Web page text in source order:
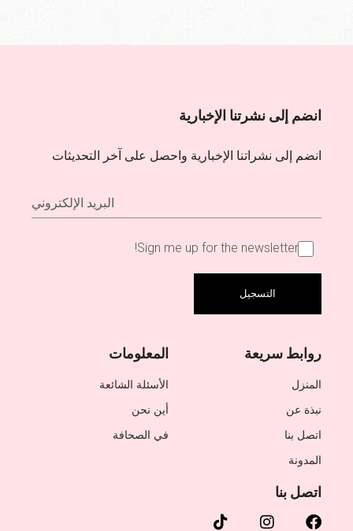
انضم إلى نشرتنا الإخبارية
انضم إلى نشراتنا الإخبارية واحصل على آخر التحديثات
Sign me up for the newsletter!
روابط سريعة
المنزل
نبذة عن
اتصل بنا
المدونة
المعلومات
الأسئلة الشائعة
أين نحن
في الصحافة
اتصل بنا